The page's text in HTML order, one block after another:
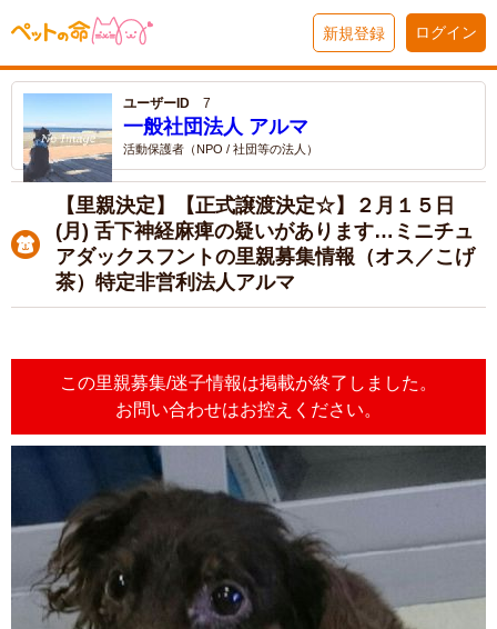
新規登録 ログイン
ユーザーID 7
一般社団法人 アルマ
活動保護者（NPO / 社団等の法人）
【里親決定】【正式譲渡決定☆】２月１５日
(月) 舌下神経麻痺の疑いがあります…ミニチュ
アダックスフントの里親募集情報（オス／こげ
茶）特定非営利法人アルマ
この里親募集/迷子情報は掲載が終了しました。
お問い合わせはお控えください。